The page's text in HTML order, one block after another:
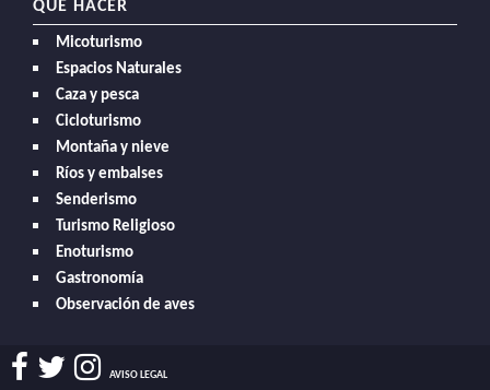
QUÉ HACER
Micoturismo
Espacios Naturales
Caza y pesca
Cicloturismo
Montaña y nieve
Ríos y embalses
Senderismo
Turismo Religioso
Enoturismo
Gastronomía
Observación de aves
AVISO LEGAL